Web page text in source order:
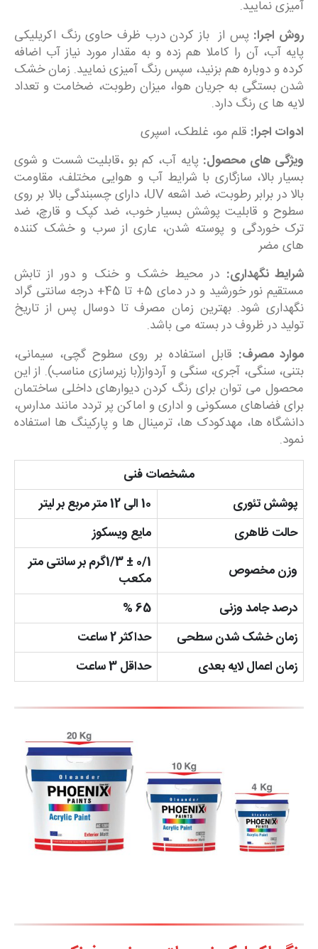
آمیزی نمایید.
روش اجرا: پس از باز کردن درب ظرف حاوی رنگ اکریلیکی
پایه آب، آن را کاملا هم زده و به مقدار مورد نیاز آب اضافه
کرده و دوباره هم بزنید، سپس رنگ آمیزی نمایید. زمان خشک
شدن بستگی به جریان هوا، میزان رطوبت، ضخامت و تعداد
لایه ها ی رنگ دارد.
ادوات اجرا: قلم مو، غلطک، اسپری
ویژگی های محصول: پایه آب، کم بو ،قابلیت شست و شوی
بسیار بالا، سازگاری با شرایط آب و هوایی مختلف، مقاومت
بالا در برابر رطوبت، ضد اشعه UV، دارای چسبندگی بالا بر روی
سطوح و قابلیت پوشش بسیار خوب، ضد کپک و قارچ، ضد
ترک خوردگی و پوسته شدن، عاری از سرب و خشک کننده
های مضر
شرایط نگهداری: در محیط خشک و خنک و دور از تابش
مستقیم نور خورشید و در دمای 5+ تا 45+ درجه سانتی گراد
نگهداری شود. بهترین زمان مصرف تا دوسال پس از تاریخ
تولید در ظروف در بسته می باشد.
موارد مصرف: قابل استفاده بر روی سطوح گچی، سیمانی،
بتنی، سنگی، آجری، سنگی و آردواز(با زیرسازی مناسب). از این
محصول می توان برای رنگ کردن دیوارهای داخلی ساختمان
برای فضاهای مسکونی و اداری و اماکن پر تردد مانند مدارس،
دانشگاه ها، مهدکودک ها، ترمینال ها و پارکینگ ها استفاده
نمود.
مشخصات فنی
پوشش تئوری
10 الی 12 متر مربع بر لیتر
حالت ظاهری
مایع ویسکوز
وزن مخصوص
0/1 ± 1/3گرم بر سانتی متر
مکعب
درصد جامد وزنی
65 %
زمان خشک شدن سطحی
حداکثر 2 ساعت
زمان اعمال لایه بعدی
حداقل 3 ساعت